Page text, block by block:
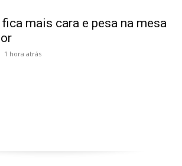
fica mais cara e pesa na mesa
1 hora atrás